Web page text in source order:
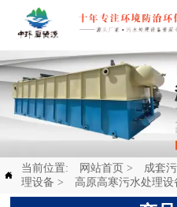

当前位置: 网站首页 > 成套
理设备 > 高原高寒污水处理设